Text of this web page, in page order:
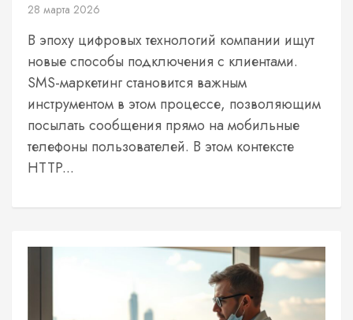
28 марта 2026
В эпоху цифровых технологий компании ищут
новые способы подключения с клиентами.
SMS-маркетинг становится важным
инструментом в этом процессе, позволяющим
посылать сообщения прямо на мобильные
телефоны пользователей. В этом контексте
HTTP...